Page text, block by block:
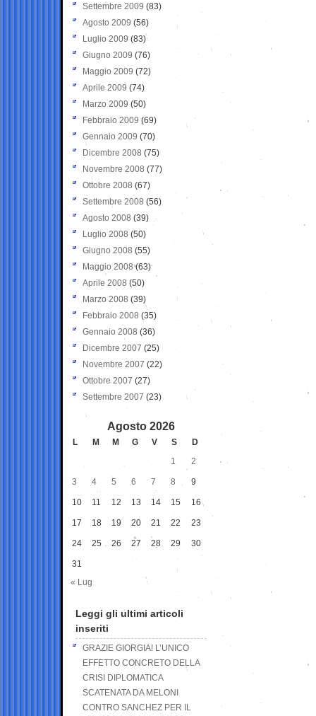
Settembre 2009 (83)
Agosto 2009 (56)
Luglio 2009 (83)
Giugno 2009 (76)
Maggio 2009 (72)
Aprile 2009 (74)
Marzo 2009 (50)
Febbraio 2009 (69)
Gennaio 2009 (70)
Dicembre 2008 (75)
Novembre 2008 (77)
Ottobre 2008 (67)
Settembre 2008 (56)
Agosto 2008 (39)
Luglio 2008 (50)
Giugno 2008 (55)
Maggio 2008(63)
Aprile 2008 (50)
Marzo 2008 (39)
Febbraio 2008 (35)
Gennaio 2008 (36)
Dicembre 2007 (25)
Novembre 2007 (22)
Ottobre 2007 (27)
Settembre 2007 (23)
Agosto 2026
L M M G V S
D
1
2
3 4 5 6 7 8 9
10 11 12 13 14 15 16
17 18 19 20 21 22 23
24 25 26 27 28 29 30
31
« Lug
Leggi gli ultimi articoli
inseriti
GRAZIE GIORGIA! L’UNICO
EFFETTO CONCRETO DELLA
CRISI DIPLOMATICA
SCATENATA DA MELONI
CONTRO SANCHEZ PER IL